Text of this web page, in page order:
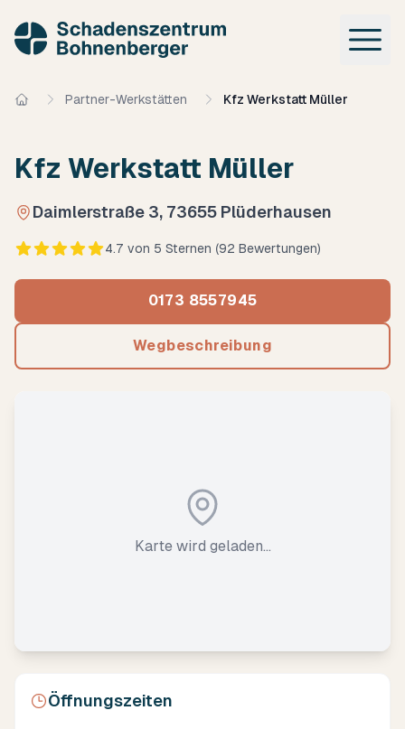
Partner-Werkstätten Kfz Werkstatt Müller
Kfz Werkstatt Müller
Adresse:
Daimlerstraße 3, 73655 Plüderhausen
Bewertung:
4.7 von 5 Sternen (92 Bewertungen)
0173 8557945
Wegbeschreibung
Karte wird geladen...
Öffnungszeiten